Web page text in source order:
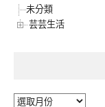
未分類
芸芸生活
彙